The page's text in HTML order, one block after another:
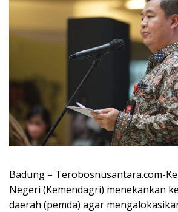
Badung – Terobosnusantara.com-
Negeri (Kemendagri) menekankan
daerah (pemda) agar